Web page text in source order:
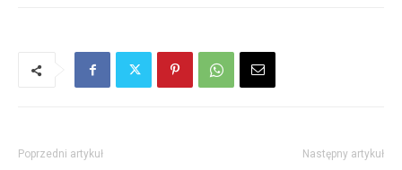
Poprzedni artykuł Następny artykuł